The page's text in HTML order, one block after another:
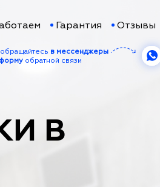
Гарантия Отзывы
в мессенджеры
обратной связи
В